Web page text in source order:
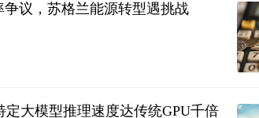
议，苏格兰能源转型遇挑战
大模型推理速度达传统GPU千倍